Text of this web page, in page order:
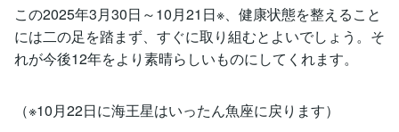
この2025年3月30日～10月21日※、健康状態を整えること
には二の足を踏まず、すぐに取り組むとよいでしょう。そ
れが今後12年をより素晴らしいものにしてくれます。
（※10月22日に海王星はいったん魚座に戻ります）